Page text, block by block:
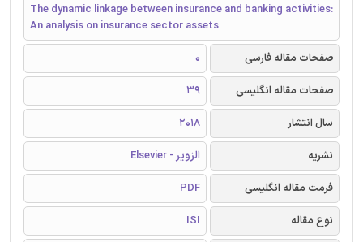
The dynamic linkage between insurance and banking activities:
An analysis on insurance sector assets
صفحات مقاله فارسی
0
صفحات مقاله انگلیسی
39
سال انتشار
2018
نشریه
الزویر - Elsevier
فرمت مقاله انگلیسی
PDF
نوع مقاله
ISI